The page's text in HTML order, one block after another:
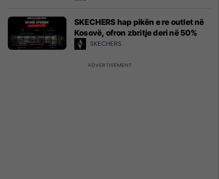
SKECHERS hap pikën e re outlet në
Kosovë, ofron zbritje deri në 50%
SKECHERS